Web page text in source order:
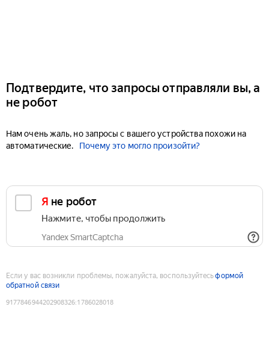
Подтвердите, что запросы отправляли вы, а
не робот
Нам очень жаль, но запросы с вашего устройства похожи на
автоматические.
Почему это могло произойти?
Я не робот
Нажмите, чтобы продолжить
Yandex SmartCaptcha
Если у вас возникли проблемы, пожалуйста, воспользуйтесьформой
обратной связи
9177846944202908326:1786028018